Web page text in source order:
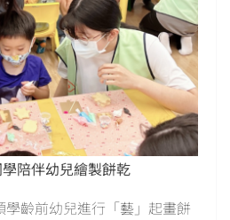
陪伴幼兒繪製餅乾
齡前幼兒進行「藝」起畫餅